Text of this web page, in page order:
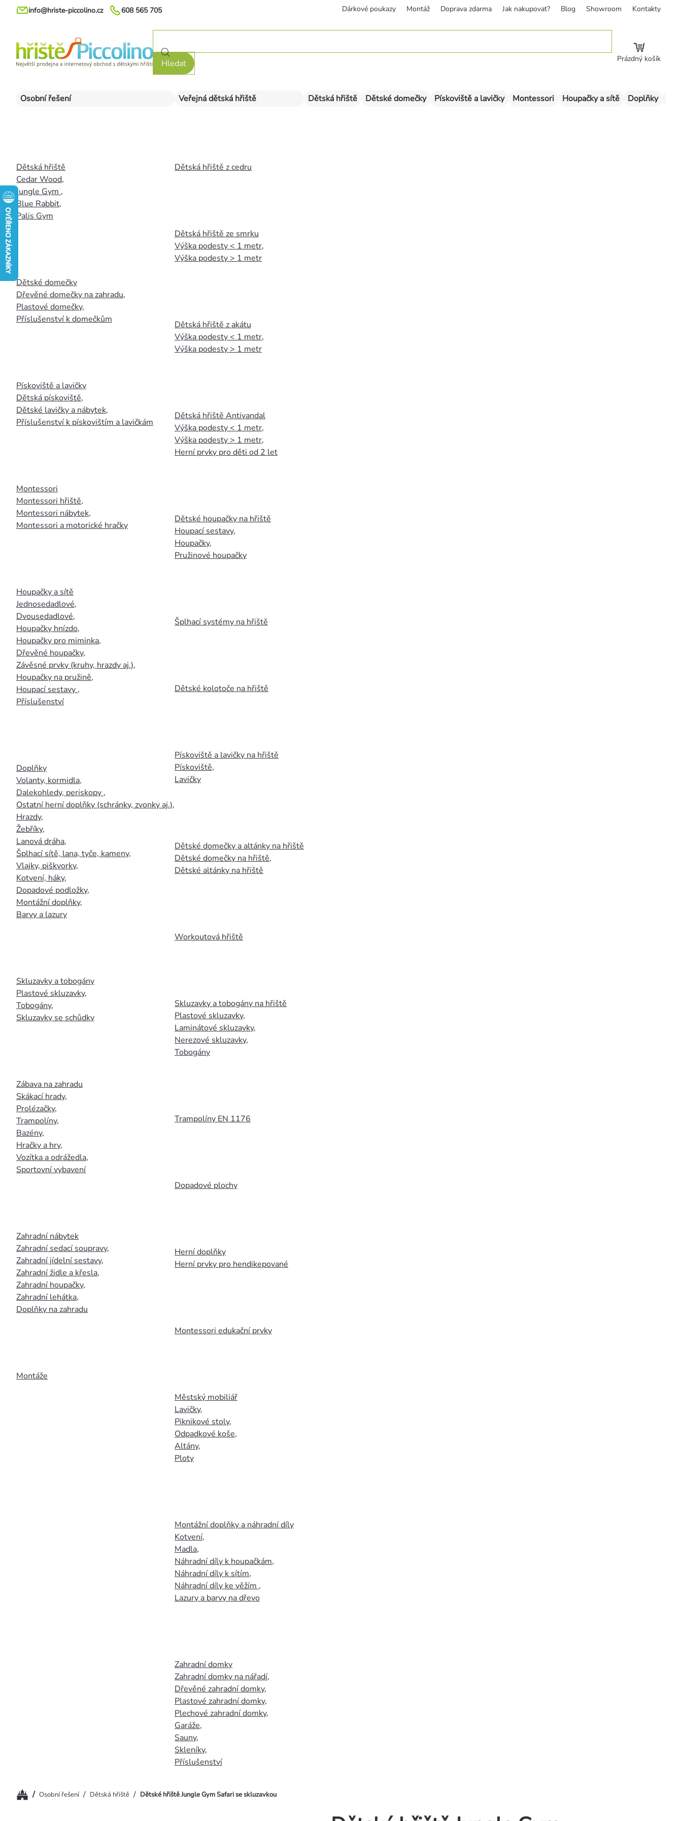
Přejít
608 565 705
info@hriste-piccolino.cz Dárkové poukazy Montáž Doprava zdarma Jak nakupovat? Blog Showroom Kontakty
Hledat Prázdný košík
Osobní řešení
Dětská hřiště
Cedar Wood,
Jungle Gym ,
Blue Rabbit,
Palis Gym
Dětské domečky
Dřevěné domečky na zahradu,
Plastové domečky,
Příslušenství k domečkům
Pískoviště a lavičky
Dětská pískoviště,
Dětské lavičky a nábytek,
Příslušenství k pískovištím a lavičkám
Montessori
Montessori hřiště,
Montessori nábytek,
Montessori a motorické hračky
Houpačky a sítě
Jednosedadlové,
Dvousedadlové,
Houpačky hnízdo,
Houpačky pro miminka,
Dřevěné houpačky,
Závěsné prvky (kruhy, hrazdy aj.),
Houpačky na pružině,
Houpací sestavy ,
Příslušenství
Doplňky
Volanty, kormidla,
Dalekohledy, periskopy ,
Ostatní herní doplňky (schránky, zvonky aj.),
Hrazdy,
Žebříky,
Lanová dráha,
Šplhací sítě, lana, tyče, kameny,
Vlajky, piškvorky,
Kotvení, háky,
Dopadové podložky,
Montážní doplňky,
Barvy a lazury
Skluzavky a tobogány
Plastové skluzavky,
Tobogány,
Skluzavky se schůdky
Zábava na zahradu
Skákací hrady,
Prolézačky,
Trampolíny,
Bazény,
Hračky a hry,
Vozítka a odrážedla,
Sportovní vybavení
Zahradní nábytek
Zahradní sedací soupravy,
Zahradní jídelní sestavy,
Zahradní židle a křesla,
Zahradní houpačky,
Zahradní lehátka,
Doplňky na zahradu
Montáže
Veřejná dětská hřiště
Dětská hřiště z cedru
Dětská hřiště ze smrku
Výška podesty < 1 metr,
Výška podesty > 1 metr
Dětská hřiště z akátu
Výška podesty < 1 metr,
Výška podesty > 1 metr
Dětská hřiště Antivandal
Výška podesty < 1 metr,
Výška podesty > 1 metr,
Herní prvky pro děti od 2 let
Dětské houpačky na hřiště
Houpací sestavy,
Houpačky,
Pružinové houpačky
Šplhací systémy na hřiště
Dětské kolotoče na hřiště
Pískoviště a lavičky na hřiště
Pískoviště,
Lavičky
Dětské domečky a altánky na hřiště
Dětské domečky na hřiště,
Dětské altánky na hřiště
Workoutová hřiště
Skluzavky a tobogány na hřiště
Plastové skluzavky,
Laminátové skluzavky,
Nerezové skluzavky,
Tobogány
Trampolíny EN 1176
Dopadové plochy
Herní doplňky
Herní prvky pro hendikepované
Montessori edukační prvky
Městský mobiliář
Lavičky,
Piknikové stoly,
Odpadkové koše,
Altány,
Ploty
Montážní doplňky a náhradní díly
Kotvení,
Madla,
Náhradní díly k houpačkám,
Náhradní díly k sítím,
Náhradní díly ke věžím ,
Lazury a barvy na dřevo
Zahradní domky
Zahradní domky na nářadí,
Dřevěné zahradní domky,
Plastové zahradní domky,
Plechové zahradní domky,
Garáže,
Sauny,
Skleníky,
Příslušenství
Dětská hřiště Dětské domečky Pískoviště a lavičky Montessori Houpačky a sítě Doplňky
Domů/ Osobní řešení / Dětská hřiště / Dětské hřiště Jungle Gym Safari se skluzavkou